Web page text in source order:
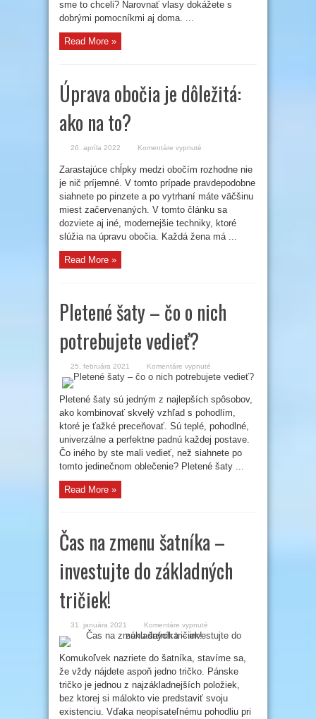
sme to chceli? Narovnať vlasy dokážete s
dobrými pomocníkmi aj doma. ...
Read More »
Úprava obočia je dôležitá:
ako na to?
26. apríla 2022 Komentáre vypnuté
je
dôležitá:
ako
na
to?
Zarastajúce chĺpky medzi obočím rozhodne nie
je nič príjemné. V tomto prípade pravdepodobne
siahnete po pinzete a po vytrhaní máte väčšinu
miest začervenaných. V tomto článku sa
dozviete aj iné, modernejšie techniky, ktoré
slúžia na úpravu obočia. Každá žena má ...
Read More »
Pletené šaty – čo o nich
potrebujete vedieť?
25. februára 2021 Komentáre vypnuté
Pletené
šaty
čo
o
nich
potrebujete
vedieť?
Pletené šaty sú jedným z najlepších spôsobov,
ako kombinovať skvelý vzhľad s pohodlím,
ktoré je ťažké preceňovať. Sú teplé, pohodlné,
univerzálne a perfektne padnú každej postave.
Čo iného by ste mali vedieť, než siahnete po
tomto jedinečnom oblečenie? Pletené šaty ...
Read More »
Čas na zmenu šatníka –
investujte do základných
tričiek!
31. januára 2021 Komentáre vypnuté
Čas
na
šatníka
–
investujte
základných
tričiek!
Komukoľvek nazriete do šatníka, stavíme sa,
že vždy nájdete aspoň jedno tričko. Pánske
tričko je jednou z najzákladnejších položiek,
bez ktorej si málokto vie predstaviť svoju
existenciu. Vďaka neopísateľnému pohodliu pri